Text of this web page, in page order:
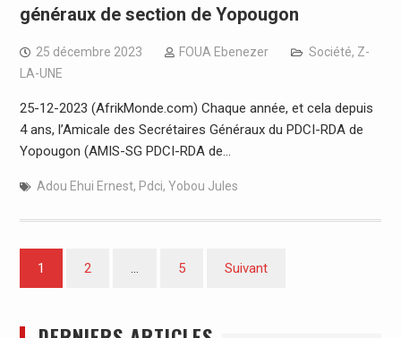
généraux de section de Yopougon
25 décembre 2023 FOUA Ebenezer Société, Z-
LA-UNE
25-12-2023 (AfrikMonde.com) Chaque année, et cela depuis
4 ans, l’Amicale des Secrétaires Généraux du PDCI-RDA de
Yopougon (AMIS-SG PDCI-RDA de…
Adou Ehui Ernest, Pdci, Yobou Jules
Pagination
des
1 2 … 5 Suivant